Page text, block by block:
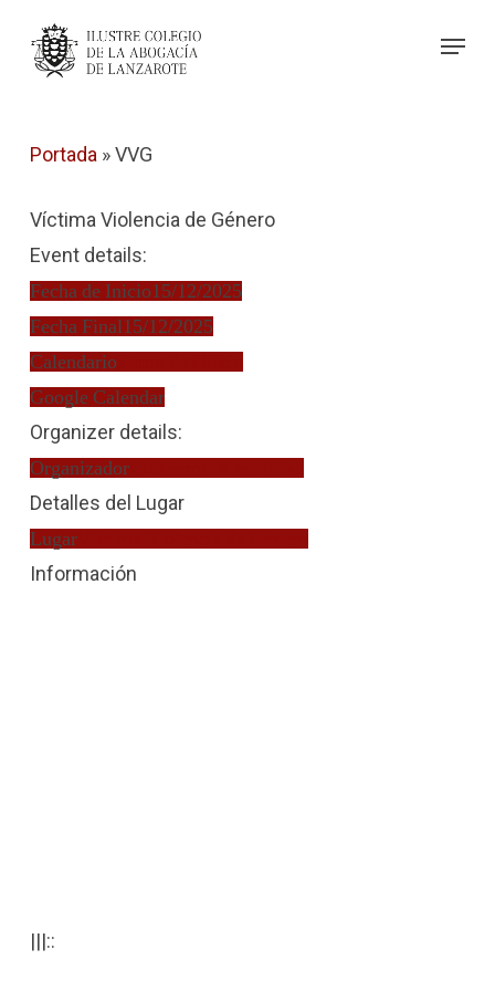
Menu
Portada »VVG
Víctima Violencia de Género
Event details:
Fecha de Inicio15/12/2025
Fecha Final 15/12/2025
Calendario
Google Calendar
Organizer details:
OrganizadorGuillermo Viera Silva
Detalles del Lugar
LugarVíctima Violencia de Género
Información
|||::